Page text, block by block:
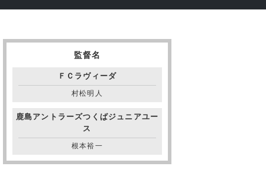
監督名
ＦＣラヴィーダ
村松明人
鹿島アントラーズつくばジュニアユー
ス
根本裕一